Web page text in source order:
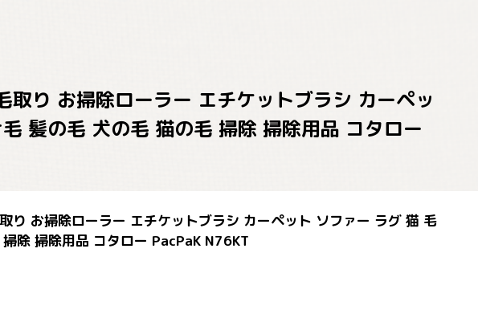
り お掃除ローラー エチケットブラシ カーペッ
髪の毛 犬の毛 猫の毛 掃除 掃除用品 コタロー
り お掃除ローラー エチケットブラシ カーペット ソファー ラグ 猫 毛
除 掃除用品 コタロー PacPaK N76KT